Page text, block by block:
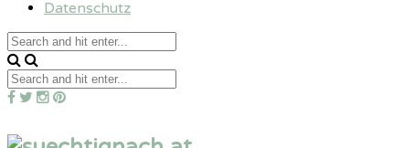
Datenschutz